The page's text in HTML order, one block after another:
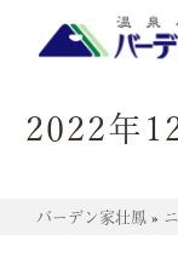
2022年
バーデン家壮鳳 »